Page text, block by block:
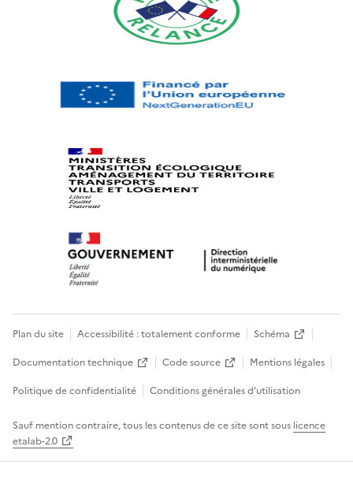
Plan du site Accessibilité : totalement conforme
Schéma
Documentation technique
Code source
Mentions légales
Politique de confidentialité
Conditions générales d’utilisation
Sauf mention contraire, tous les contenus de ce site sont sous licence
etalab-2.0